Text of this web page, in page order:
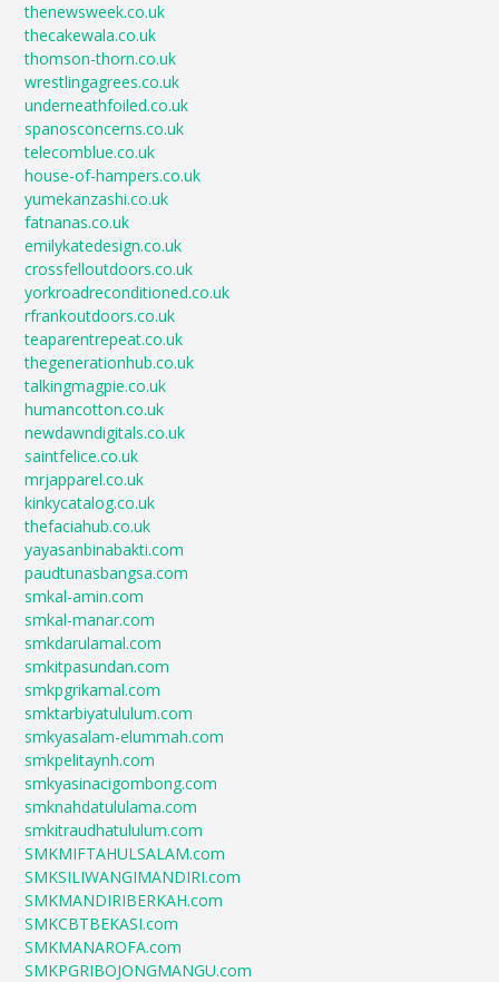
thenewsweek.co.uk
thecakewala.co.uk
thomson-thorn.co.uk
wrestlingagrees.co.uk
underneathfoiled.co.uk
spanosconcerns.co.uk
telecomblue.co.uk
house-of-hampers.co.uk
yumekanzashi.co.uk
fatnanas.co.uk
emilykatedesign.co.uk
crossfelloutdoors.co.uk
yorkroadreconditioned.co.uk
rfrankoutdoors.co.uk
teaparentrepeat.co.uk
thegenerationhub.co.uk
talkingmagpie.co.uk
humancotton.co.uk
newdawndigitals.co.uk
saintfelice.co.uk
mrjapparel.co.uk
kinkycatalog.co.uk
thefaciahub.co.uk
yayasanbinabakti.com
paudtunasbangsa.com
smkal-amin.com
smkal-manar.com
smkdarulamal.com
smkitpasundan.com
smkpgrikamal.com
smktarbiyatululum.com
smkyasalam-elummah.com
smkpelitaynh.com
smkyasinacigombong.com
smknahdatululama.com
smkitraudhatululum.com
SMKMIFTAHULSALAM.com
SMKSILIWANGIMANDIRI.com
SMKMANDIRIBERKAH.com
SMKCBTBEKASI.com
SMKMANAROFA.com
SMKPGRIBOJONGMANGU.com